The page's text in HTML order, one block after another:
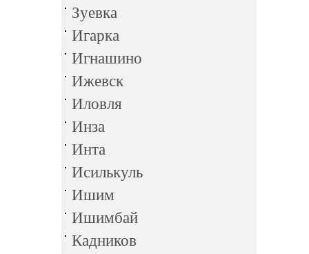
Зуевка
Игарка
Игнашино
Ижевск
Иловля
Инза
Инта
Исилькуль
Ишим
Ишимбай
Кадников